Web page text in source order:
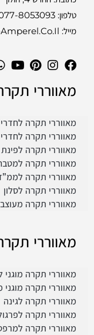
טלפון: 8053093
מייל: Info@amperel.co.il
מאווררי
מאווררי תקרה
מאווררי תקרה לחדרי
מאווררי תקרה
מאווררי תקרה
מאווררי תקרה
מאווררי תקרה לסלון
מאווררי תקרה
מאווררי
מאווררי תקרה מוגני
מאווררי תקרה מוגני
מאווררי תקרה לגינה
מאווררי תקרה
מאווררי תקרה